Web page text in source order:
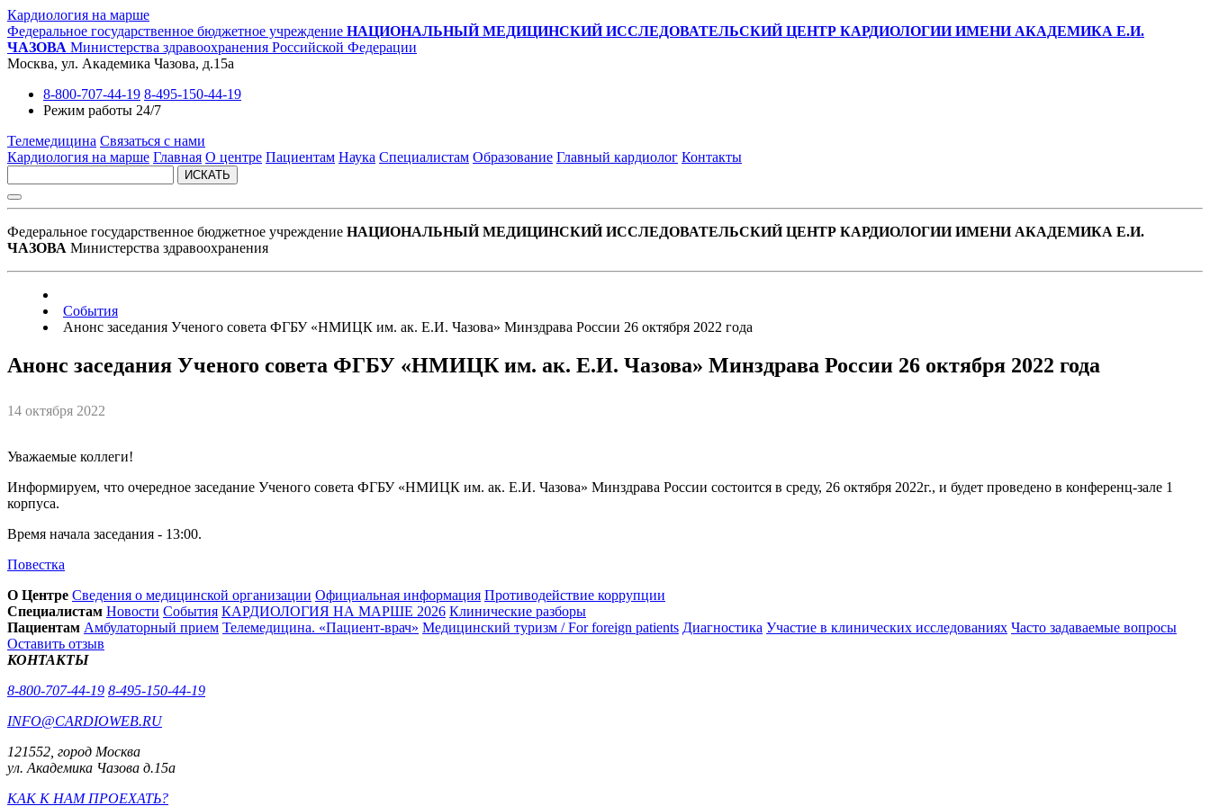
Кардиология на марше
Федеральное государственное бюджетное учреждение НАЦИОНАЛЬНЫЙ МЕДИЦИНСКИЙ ИССЛЕДОВАТЕЛЬСКИЙ ЦЕНТР КАРДИОЛОГИИ ИМЕНИ АКАДЕМИКА Е.И.
ЧАЗОВА Министерства здравоохранения Российской Федерации
Москва, ул. Академика Чазова, д.15а
8-800-707-44-19 8-495-150-44-19
Режим работы 24/7
Телемедицина Связаться с нами
Кардиология на марше Главная О центре Пациентам Наука Специалистам Образование Главный кардиолог Контакты
ИСКАТЬ
Федеральное государственное бюджетное учреждение НАЦИОНАЛЬНЫЙ МЕДИЦИНСКИЙ ИССЛЕДОВАТЕЛЬСКИЙ ЦЕНТР КАРДИОЛОГИИ ИМЕНИ АКАДЕМИКА Е.И.
ЧАЗОВА Министерства здравоохранения
События
Анонс заседания Ученого совета ФГБУ «НМИЦК им. ак. Е.И. Чазова» Минздрава России 26 октября 2022 года
Анонс заседания Ученого совета ФГБУ «НМИЦК им. ак. Е.И. Чазова» Минздрава России 26 октября 2022 года
14 октября 2022
Уважаемые коллеги!
Информируем, что очередное заседание Ученого совета ФГБУ «НМИЦК им. ак. Е.И. Чазова» Минздрава России состоится в среду, 26 октября 2022г., и будет проведено в конференц-зале 1
корпуса.
Время начала заседания - 13:00.
Повестка
О Центре Сведения о медицинской организации Официальная информация Противодействие коррупции
Специалистам Новости События КАРДИОЛОГИЯ НА МАРШЕ 2026 Клинические разборы
Пациентам Амбулаторный прием Телемедицина. «Пациент-врач» Медицинский туризм / For foreign patients Диагностика Участие в клинических исследованиях Часто задаваемые вопросы
Оставить отзыв
КОНТАКТЫ
8-800-707-44-19 8-495-150-44-19
INFO@CARDIOWEB.RU
121552, город Москва
ул. Академика Чазова д.15а
КАК К НАМ ПРОЕХАТЬ?